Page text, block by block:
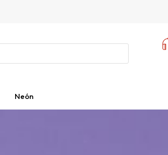
Neón